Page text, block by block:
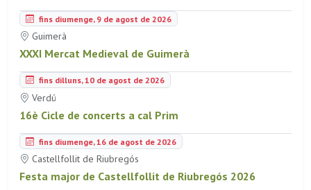
fins diumenge, 9 de agost de 2026
Guimerà
XXXI Mercat Medieval de Guimerà
fins dilluns, 10 de agost de 2026
Verdú
16è Cicle de concerts a cal Prim
fins diumenge, 16 de agost de 2026
Castellfollit de Riubregós
Festa major de Castellfollit de Riubregós 2026